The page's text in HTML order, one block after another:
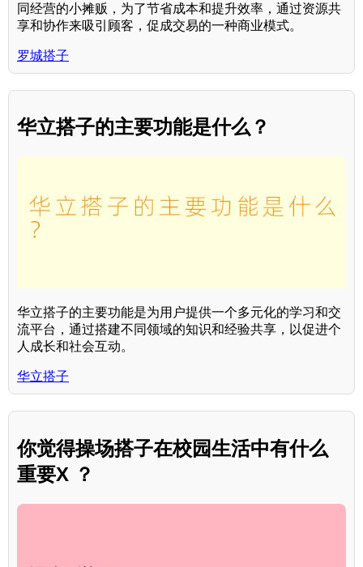
同经营的小摊贩，为了节省成本和提升效率，通过资源共
享和协作来吸引顾客，促成交易的一种商业模式。
罗城搭子
华立搭子的主要功能是什么？
华立搭子的主要功能是为用户提供一个多元化的学习和交
流平台，通过搭建不同领域的知识和经验共享，以促进个
人成长和社会互动。
华立搭子
你觉得操场搭子在校园生活中有什么
重要X ？